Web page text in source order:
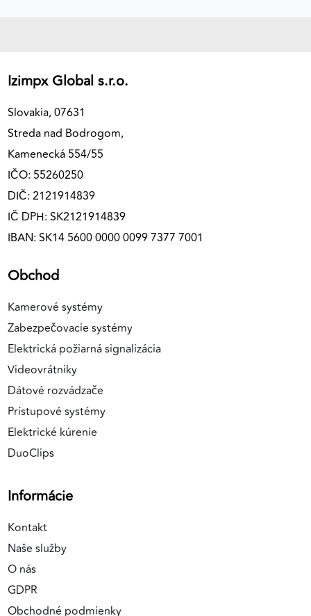
Izimpx Global s.r.o.
Slovakia, 07631
Streda nad Bodrogom,
Kamenecká 554/55
IČO: 55260250
DIČ: 2121914839
IČ DPH: SK2121914839
IBAN: SK14 5600 0000 0099 7377 7001
Obchod
Kamerové systémy
Zabezpečovacie systémy
Elektrická požiarná signalizácia
Videovrátniky
Dátové rozvádzače
Prístupové systémy
Elektrické kúrenie
DuoClips
Informácie
Kontakt
Naše služby
O nás
GDPR
Obchodné podmienky